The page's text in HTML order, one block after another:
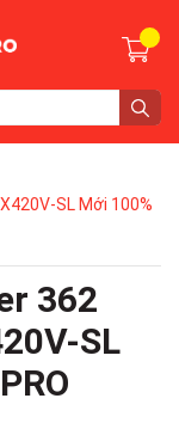
SL Mới 100%
362
SL